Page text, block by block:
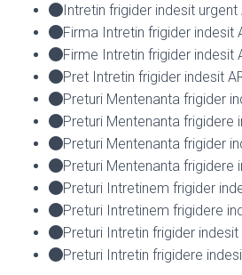
Intretin frigider indesit urgent
Firma Intretin frigider indesit
Firme Intretin frigider indesit
Pret Intretin frigider indesit
Preturi Mentenanta frigider
Preturi Mentenanta frigidere
Preturi Mentenanta frigider
Preturi Mentenanta frigidere
Preturi Intretinem frigider
Preturi Intretinem frigidere
Preturi Intretin frigider indesit
Preturi Intretin frigidere